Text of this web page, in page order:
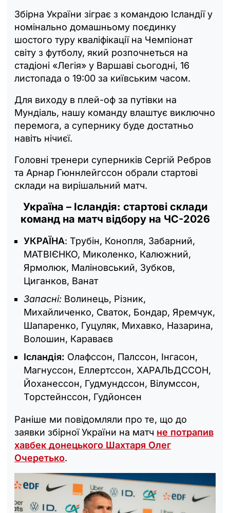
Збірна України зіграє з командою Ісландії у
номінально домашньому поєдинку
шостого туру кваліфікації на Чемпіонат
світу з футболу, який розпочнеться на
стадіоні «Легія» у Варшаві сьогодні, 16
листопада о 19:00 за київським часом.
Для виходу в плей-оф за путівки на
Мундіаль, нашу команду влаштує виключно
перемога, а супернику буде достатньо
навіть нічиєї.
Головні тренери суперників Сергій Ребров
та Арнар Гюннлейгссон обрали стартові
склади на вирішальний матч.
Україна – Ісландія: стартові склади
команд на матч відбору на ЧС-2026
УКРАЇНА: Трубін, Конопля, Забарний,
МАТВІЄНКО, Миколенко, Калюжний,
Ярмолюк, Маліновський, Зубков,
Циганков, Ванат
Запасні: Волинець, Різник,
Михайличенко, Сваток, Бондар, Яремчук,
Шапаренко, Гуцуляк, Михавко, Назарина,
Волошин, Караваєв
Ісландія: Олафссон, Палссон, Інгасон,
Магнуссон, Еллертссон, ХАРАЛЬДССОН,
Йоханессон, Гудмундссон, Вілумссон,
Торстейнссон, Гудйонсен
Раніше ми повідомляли про те, що до
заявки збірної України на матч не потрапив
хавбек донецького Шахтаря Олег
Очеретько.